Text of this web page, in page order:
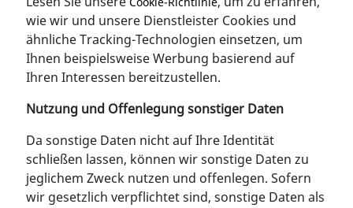
wie wir und unsere Dienstleister Cookies und
ähnliche Tracking-Technologien einsetzen, um
Ihnen beispielsweise Werbung basierend auf
Ihren Interessen bereitzustellen.
Nutzung und Offenlegung sonstiger Daten
Da sonstige Daten nicht auf Ihre Identität
schließen lassen, können wir sonstige Daten zu
jeglichem Zweck nutzen und offenlegen. Sofern
wir gesetzlich verpflichtet sind, sonstige Daten als